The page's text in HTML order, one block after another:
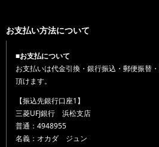
お支払い方法について
■お支払について
お支払いは代金引換・銀行振込・郵便振替
頂けます。
【振込先銀行口座1】
三菱UFJ銀行 浜松支店
普通：4948955
名義：オカダ ジュン